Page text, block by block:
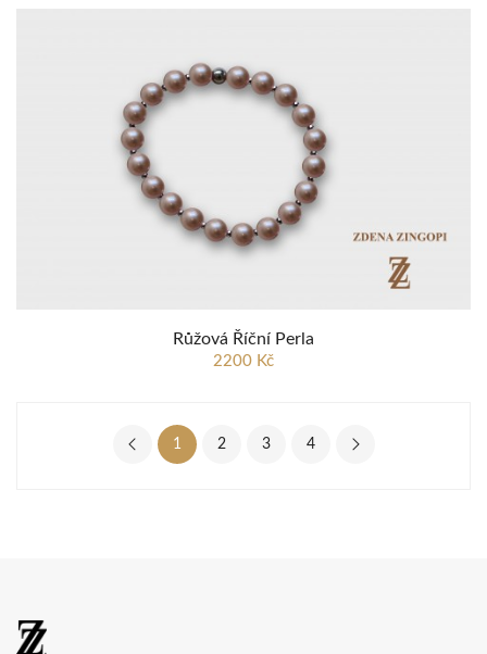
Růžová Říční Perla
2200 Kč
1 2 3 4